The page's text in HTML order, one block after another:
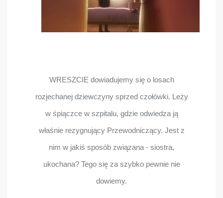
WRESZCIE dowiadujemy się o losach
rozjechanej dziewczyny sprzed czołówki. Leży
w śpiączce w szpitalu, gdzie odwiedza ją
właśnie rezygnujący Przewodniczący. Jest z
nim w jakiś sposób związana - siostra,
ukochana? Tego się za szybko pewnie nie
dowiemy.